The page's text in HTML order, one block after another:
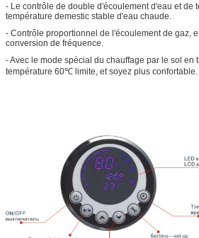
- Le contrôle de double d'écoulement d'eau et de
température demestic stable d'eau chaude.
- Contrôle proportionnel de l'écoulement de gaz,
conversion de fréquence.
- Avec le mode spécial du chauffage par le sol en
température 60℃ limite, et soyez plus confortable.